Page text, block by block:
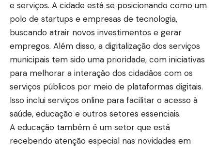
e serviços. A cidade está se posicionando como um
polo de startups e empresas de tecnologia,
buscando atrair novos investimentos e gerar
empregos. Além disso, a digitalização dos serviços
municipais tem sido uma prioridade, com iniciativas
para melhorar a interação dos cidadãos com os
serviços públicos por meio de plataformas digitais.
Isso inclui serviços online para facilitar o acesso à
saúde, educação e outros setores essenciais.
A educação também é um setor que está
recebendo atenção especial nas novidades em